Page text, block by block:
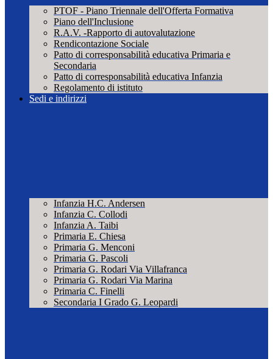
PTOF - Piano Triennale dell'Offerta Formativa
Piano dell'Inclusione
R.A.V. -Rapporto di autovalutazione
Rendicontazione Sociale
Patto di corresponsabilità educativa Primaria e
Secondaria
Patto di corresponsabilità educativa Infanzia
Regolamento di istituto
Sedi e indirizzi
Infanzia H.C. Andersen
Infanzia C. Collodi
Infanzia A. Taibi
Primaria E. Chiesa
Primaria G. Menconi
Primaria G. Pascoli
Primaria G. Rodari Via Villafranca
Primaria G. Rodari Via Marina
Primaria C. Finelli
Secondaria I Grado G. Leopardi